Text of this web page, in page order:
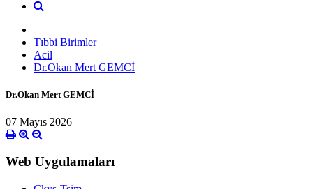
Tıbbi Birimler
Acil
Dr.Okan Mert GEMCİ
Dr.Okan Mert GEMCİ
07 Mayıs 2026
Web Uygulamaları